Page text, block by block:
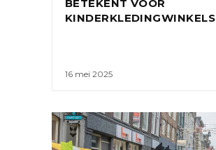
BETEKENT VOOR
KINDERKLEDINGWINKELS
16 mei 2025